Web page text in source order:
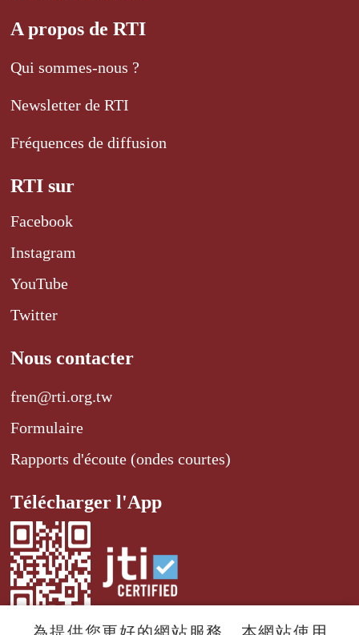
A propos de RTI
Qui sommes-nous ?
Newsletter de RTI
Fréquences de diffusion
RTI sur
Facebook
Instagram
YouTube
Twitter
Nous contacter
fren@rti.org.tw
Formulaire
Rapports d'écoute (ondes courtes)
Télécharger l'App